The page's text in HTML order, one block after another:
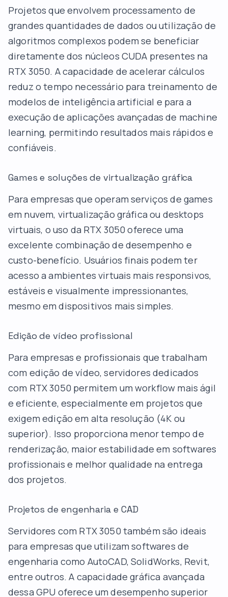
Projetos que envolvem processamento de
grandes quantidades de dados ou utilização de
algoritmos complexos podem se beneficiar
diretamente dos núcleos CUDA presentes na
RTX 3050. A capacidade de acelerar cálculos
reduz o tempo necessário para treinamento de
modelos de inteligência artificial e para a
execução de aplicações avançadas de machine
learning, permitindo resultados mais rápidos e
confiáveis.
Games e soluções de virtualização gráfica
Para empresas que operam serviços de games
em nuvem, virtualização gráfica ou desktops
virtuais, o uso da RTX 3050 oferece uma
excelente combinação de desempenho e
custo-benefício. Usuários finais podem ter
acesso a ambientes virtuais mais responsivos,
estáveis e visualmente impressionantes,
mesmo em dispositivos mais simples.
Edição de vídeo profissional
Para empresas e profissionais que trabalham
com edição de vídeo, servidores dedicados
com RTX 3050 permitem um workflow mais ágil
e eficiente, especialmente em projetos que
exigem edição em alta resolução (4K ou
superior). Isso proporciona menor tempo de
renderização, maior estabilidade em softwares
profissionais e melhor qualidade na entrega
dos projetos.
Projetos de engenharia e CAD
Servidores com RTX 3050 também são ideais
para empresas que utilizam softwares de
engenharia como AutoCAD, SolidWorks, Revit,
entre outros. A capacidade gráfica avançada
dessa GPU oferece um desempenho superior